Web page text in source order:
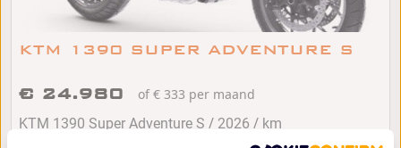
KTM 1390 SUPER ADVENTURE S
€ 24.980
of € 333 per maand
KTM 1390 Super Adventure S / 2026 / km